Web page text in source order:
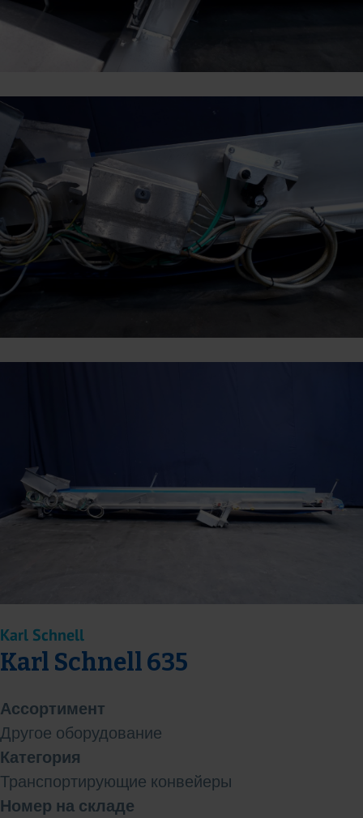
Karl Schnell
Karl Schnell 635
Ассортимент
Другое оборудование
Категория
Транспортирующие конвейеры
Номер на складе